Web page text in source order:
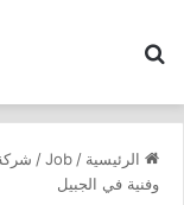
الرئيسية /
Job
/
وفنية في الجبيل